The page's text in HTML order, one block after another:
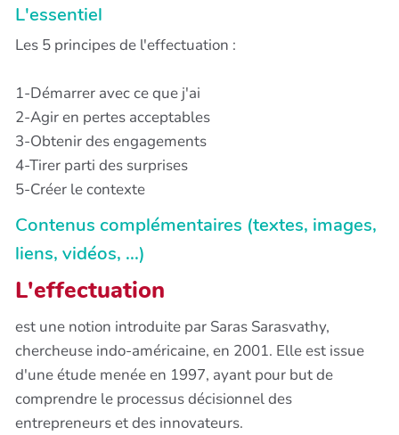
L'essentiel
Les 5 principes de l'effectuation :
1-Démarrer avec ce que j'ai
2-Agir en pertes acceptables
3-Obtenir des engagements
4-Tirer parti des surprises
5-Créer le contexte
Contenus complémentaires (textes, images,
liens, vidéos, ...)
L'effectuation
est une notion introduite par Saras Sarasvathy,
chercheuse indo-américaine, en 2001. Elle est issue
d'une étude menée en 1997, ayant pour but de
comprendre le processus décisionnel des
entrepreneurs et des innovateurs.